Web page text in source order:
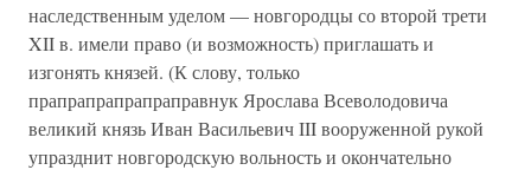
наследственным уделом — новгородцы со второй трети
XII в. имели право (и возможность) приглашать и
изгонять князей. (К слову, только
прапрапрапрапраправнук Ярослава Всеволодовича
великий князь Иван Васильевич III вооруженной рукой
упразднит новгородскую вольность и окончательно